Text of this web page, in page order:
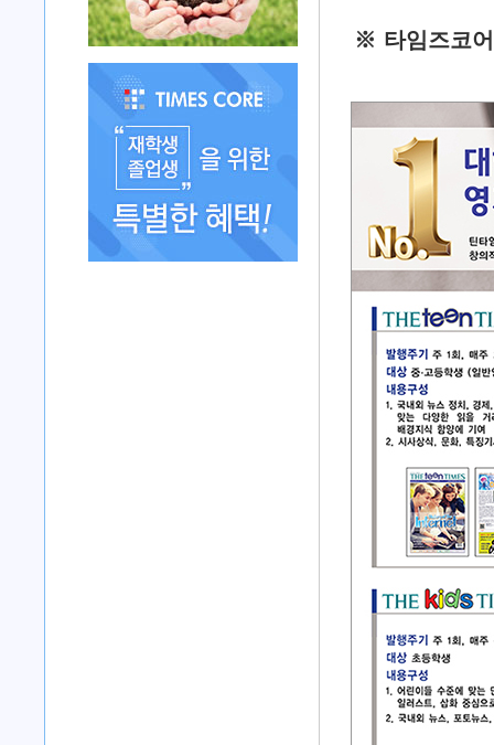
※ 타임즈코어